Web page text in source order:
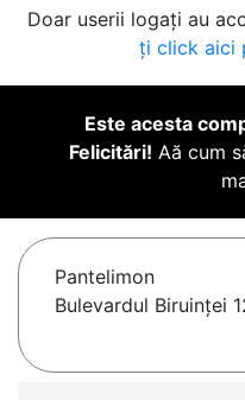
Doar userii logați au
ți click aici
Este acesta
Felicitări! Aă cum
Pantelimon
Bulevardul Biruinţei